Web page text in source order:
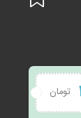
تومان